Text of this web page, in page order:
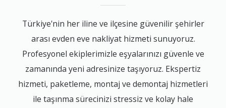
Türkiye'nin her iline ve ilçesine güvenilir şehirler
arası evden eve nakliyat hizmeti sunuyoruz.
Profesyonel ekiplerimizle eşyalarınızı güvenle ve
zamanında yeni adresinize taşıyoruz. Ekspertiz
hizmeti, paketleme, montaj ve demontaj hizmetleri
ile taşınma sürecinizi stressiz ve kolay hale